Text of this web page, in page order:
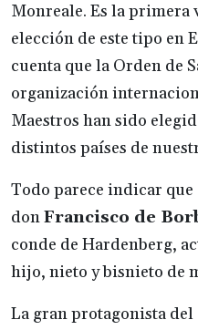
Monreale. Es la primera
elección de este tipo en
cuenta que la Orden de
organización
Maestros han sido
distintos países de
Todo parece indicar que
donFrancisco de
conde de Hardenberg,
hijo, nieto y bisnieto de
La gran protagonista